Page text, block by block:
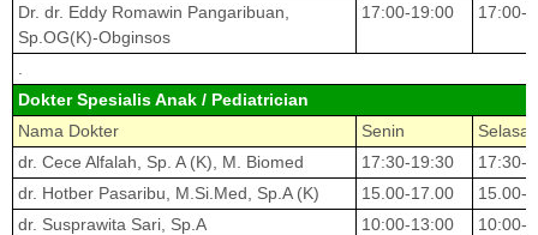
Dr. dr. Eddy Romawin Pangaribuan,
Sp.OG(K)-Obginsos
17:00-19:00 17:00-
Dokter Spesialis Anak / Pediatrician
Nama Dokter
Senin
Selasa
dr. Cece Alfalah, Sp. A (K), M. Biomed
17:30-19:30
17:30-
dr. Hotber Pasaribu, M.Si.Med, Sp.A (K)
15.00-17.00
15.00-
dr. Susprawita Sari, Sp.A
10:00-13:00
10:00-